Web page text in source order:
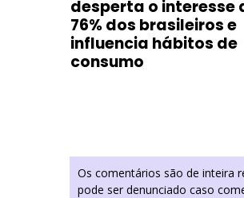
desperta o interesse
76% dos brasileiros e
influencia hábitos de
consumo
Os comentários são de inteira
pode ser denunciado caso